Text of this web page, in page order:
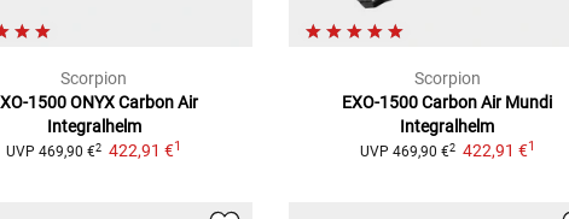
Scorpion
1500 ONYX Carbon Air
Integralhelm
UVP 469,90 €2 422,91 €1
Scorpion
EXO-1500 Carbon Air Mundi
Integralhelm
UVP 469,90 €2 422,91 €1